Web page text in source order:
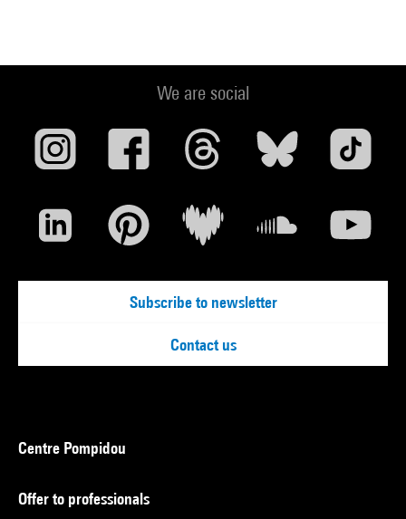
We are social
Subscribe to newsletter
Contact us
Centre Pompidou
Offer to professionals